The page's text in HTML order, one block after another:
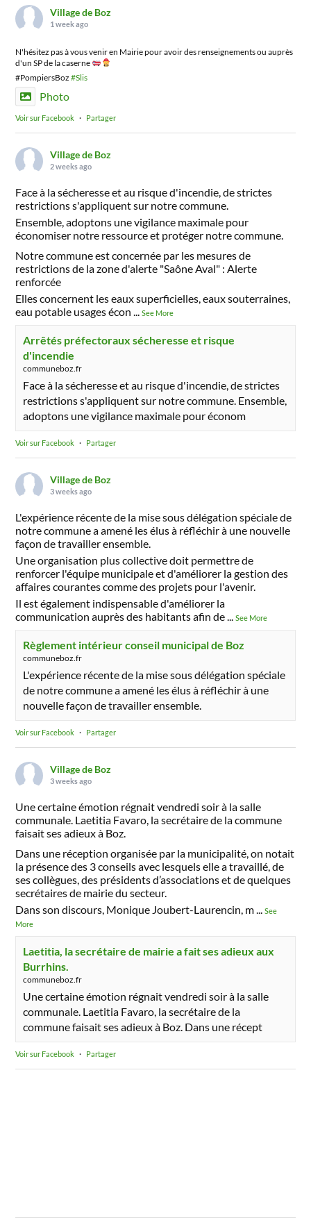
Village de Boz
1 week ago
N'hésitez pas à vous venir en Mairie pour avoir des renseignements ou auprès
d'un SP de la caserne
#PompiersBoz#Slis
Photo
Voir sur Facebook · Partager
Village de Boz
2 weeks ago
Face à la sécheresse et au risque d'incendie, de strictes
restrictions s'appliquent sur notre commune.
Ensemble, adoptons une vigilance maximale pour
économiser notre ressource et protéger notre commune.
Notre commune est concernée par les mesures de
restrictions de la zone d'alerte "Saône Aval" : Alerte
renforcée
Elles concernent les eaux superficielles, eaux souterraines,
eau potable usages écon ...See More
Arrêtés préfectoraux sécheresse et risque
d'incendie
communeboz.fr
Face à la sécheresse et au risque d'incendie, de strictes
restrictions s'appliquent sur notre commune. Ensemble,
adoptons une vigilance maximale pour économ
Voir sur Facebook · Partager
Village de Boz
3 weeks ago
L'expérience récente de la mise sous délégation spéciale de
notre commune a amené les élus à réfléchir à une nouvelle
façon de travailler ensemble.
Une organisation plus collective doit permettre de
renforcer l'équipe municipale et d'améliorer la gestion des
affaires courantes comme des projets pour l'avenir.
Il est également indispensable d'améliorer la
communication auprès des habitants afin de...See More
Règlement intérieur conseil municipal de Boz
communeboz.fr
L'expérience récente de la mise sous délégation spéciale
de notre commune a amené les élus à réfléchir à une
nouvelle façon de travailler ensemble.
Voir sur Facebook · Partager
Village de Boz
3 weeks ago
Une certaine émotion régnait vendredi soir à la salle
communale. Laetitia Favaro, la secrétaire de la commune
faisait ses adieux à Boz.
Dans une réception organisée par la municipalité, on notait
la présence des 3 conseils avec lesquels elle a travaillé, de
ses collègues, des présidents d’associations et de quelques
secrétaires de mairie du secteur.
Dans son discours, Monique Joubert-Laurencin, m...See
More
Laetitia, la secrétaire de mairie a fait ses adieux aux
Burrhins.
communeboz.fr
Une certaine émotion régnait vendredi soir à la salle
communale. Laetitia Favaro, la secrétaire de la
commune faisait ses adieux à Boz. Dans une récept
Voir sur Facebook · Partager